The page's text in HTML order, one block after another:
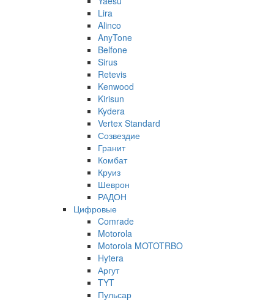
Lira
Alinco
AnyTone
Belfone
Sirus
Retevis
Kenwood
Kirisun
Kydera
Vertex Standard
Созвездие
Гранит
Комбат
Круиз
Шеврон
РАДОН
Цифровые
Comrade
Motorola
Motorola MOTOTRBO
Hytera
Аргут
TYT
Пульсар